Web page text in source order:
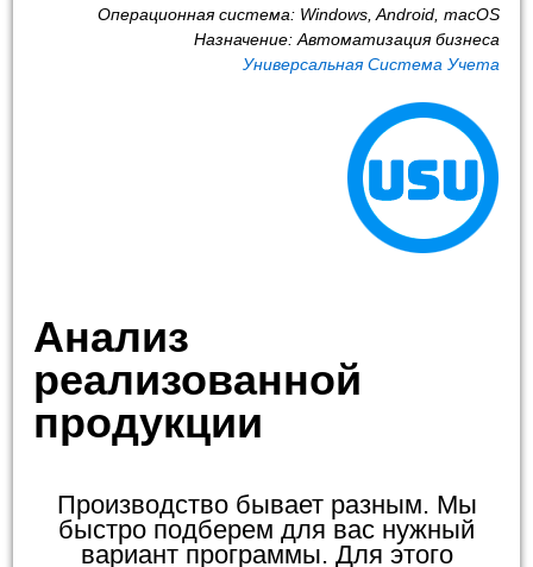
Операционная система: Windows, Android, macOS
Назначение: Автоматизация бизнеса
Универсальная Система Учета
Анализ
реализованной
продукции
Производство бывает разным. Мы
быстро подберем для вас нужный
вариант программы. Для этого